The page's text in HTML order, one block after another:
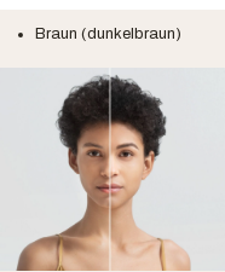
Braun (dunkelbraun)